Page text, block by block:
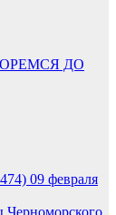
ДО
09 февраля
Черноморского